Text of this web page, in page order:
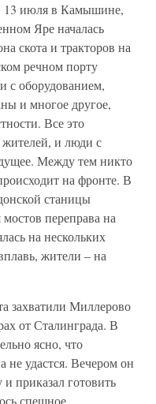
13 июля в Камышине,
Яре началась
скота и тракторов на
речном порту
с оборудованием,
и многое другое,
Все это
жителей, и люди с
Между тем никто
на фронте. В
станицы
переправа на
на нескольких
жители – на
захватили Миллерово
от Сталинграда. В
ясно, что
не удастся. Вечером он
приказал готовить
спешное